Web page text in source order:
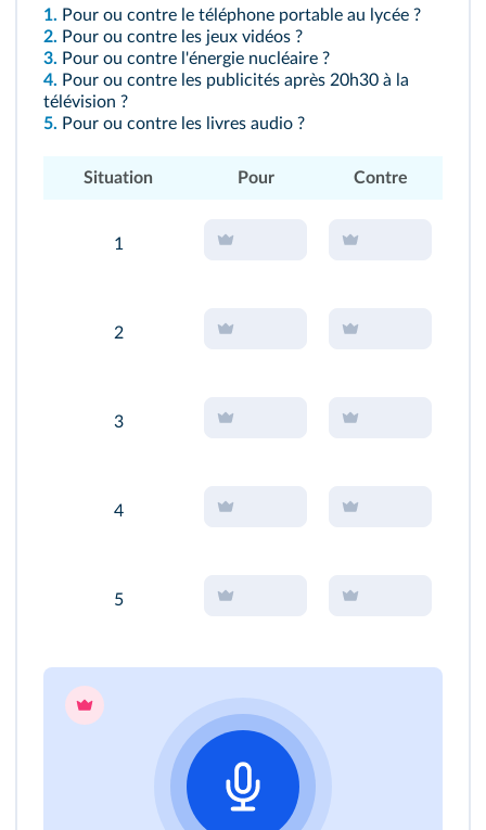
1. Pour ou contre le téléphone portable au lycée ?
2. Pour ou contre les jeux vidéos ?
3. Pour ou contre l'énergie nucléaire ?
4. Pour ou contre les publicités après 20h30 à la
télévision ?
5. Pour ou contre les livres audio ?
Situation Pour Contre
1
2
3
4
5